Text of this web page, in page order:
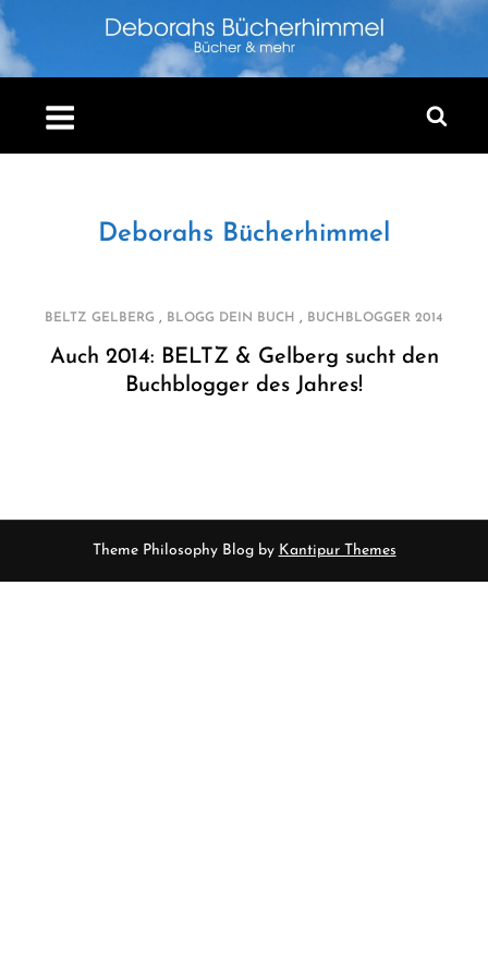
Skip
to
content
Deborahs Bücherhimmel
BELTZ GELBERG , BLOGG DEIN BUCH , BUCHBLOGGER 2014
Auch 2014: BELTZ & Gelberg sucht den
Buchblogger des Jahres!
Theme Philosophy Blog by Kantipur Themes